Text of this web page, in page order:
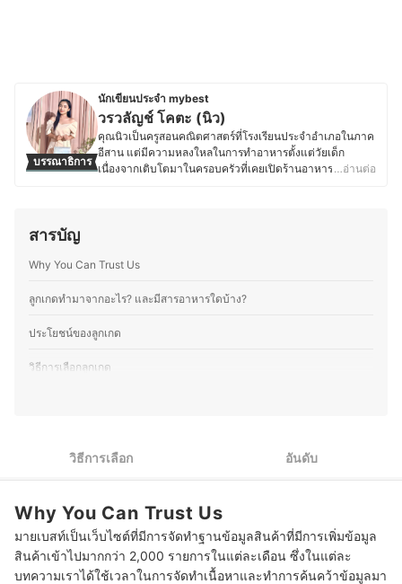
บรรณาธิการ
นักเขียนประจำ mybest
วรวลัญช์ โคตะ (นิว)
คุณนิวเป็นครูสอนคณิตศาสตร์ที่โรงเรียนประจำอำเภอในภาค
อีสาน แต่มีความหลงใหลในการทำอาหารตั้งแต่วัยเด็ก
เนื่องจากเติบโตมาในครอบครัวที่เคยเปิดร้านอาหาร ทำให้มี
เพื่อให้ผู้อ่านสามารถนำไปปรับใช้ในชีวิตประจำวันได้ง่ายขึ้น
อาหารที่สะดวกและเหมาะสมกับไลฟ์สไตล์ของแต่ละคน เพื่อ
ประวัติของ วรวลัญช์ โคตะ (นิว)
…อ่านต่อ
สารบัญ
Why You Can Trust Us
ลูกเกดทำมาจากอะไร? และมีสารอาหารใดบ้าง?
ประโยชน์ของลูกเกด
วิธีการเลือกลูกเกด
10 ลูกเกด ยี่ห้อไหนดี รวมลูกเกดอบแห้ง สีดำ สีทอง
วิธีการเลือก อันดับ
Why You Can Trust Us
มายเบสท์เป็นเว็บไซต์ที่มีการจัดทำฐานข้อมูลสินค้าที่มีการเพิ่มข้อมูล
สินค้าเข้าไปมากกว่า 2,000 รายการในแต่ละเดือน ซึ่งในแต่ละ
บทความเราได้ใช้เวลาในการจัดทำเนื้อหาและทำการค้นคว้าข้อมูลมา